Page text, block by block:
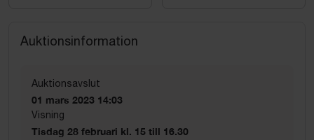
Auktionsinformation
Auktionsavslut
01 mars 2023 14:03
Visning
Tisdag 28 februari kl. 15 till 16.30